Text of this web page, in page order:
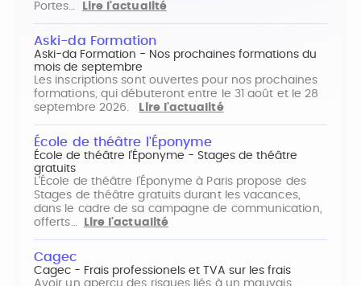
Portes…
Lire l'actualité
Aski-da Formation
Aski-da Formation - Nos prochaines formations du
mois de septembre
Les inscriptions sont ouvertes pour nos prochaines
formations, qui débuteront entre le 31 août et le 28
septembre 2026.
Lire l'actualité
École de théâtre l'Éponyme
École de théâtre l'Éponyme - Stages de théâtre
gratuits
L'École de théâtre l'Éponyme à Paris propose des
Stages de théâtre gratuits durant les vacances,
dans le cadre de sa campagne de communication,
offerts…
Lire l'actualité
Cagec
Cagec - Frais professionels et TVA sur les frais
Avoir un aperçu des risques liés à un mauvais